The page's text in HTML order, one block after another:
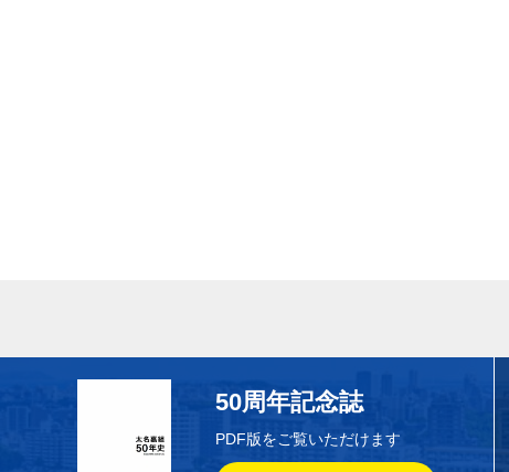
50周年記念誌
PDF版をご覧いただけます